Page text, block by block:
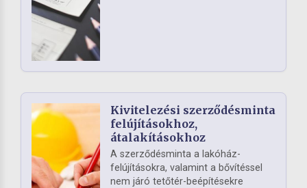
Kivitelezési szerződésminta
felújításokhoz,
átalakításokhoz
A szerződésminta a lakóház-
felújításokra, valamint a bővítéssel
nem járó tetőtér-beépítésekre